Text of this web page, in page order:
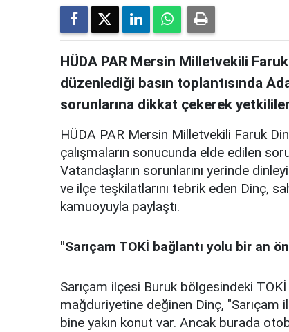
HÜDA PAR Mersin Milletvekili
düzenlediği basın toplantısında
sorunlarına dikkat çekerek
HÜDA PAR Mersin Milletvekili Faruk
çalışmaların sonucunda elde edilen
Vatandaşların sorunlarını yerinde
ve ilçe teşkilatlarını tebrik eden Dinç,
kamuoyuyla paylaştı.
"Sarıçam TOKİ bağlantı yolu bir an
Sarıçam ilçesi Buruk bölgesindeki
mağduriyetine değinen Dinç, "Sarıçam
bine yakın konut var. Ancak burada